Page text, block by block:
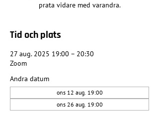
prata vidare med varandra.
Tid och plats
27 aug. 2025 19:00 – 20:30
Zoom
Andra datum
ons 12 aug. 19:00
ons 26 aug. 19:00